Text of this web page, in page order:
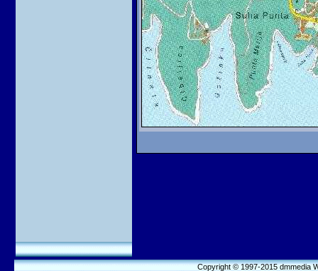
Copyright © 1997-2015 dmmedia